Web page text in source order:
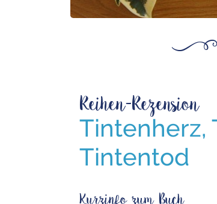
ß
Reihen-Rezension
Tintenherz,
Tintentod